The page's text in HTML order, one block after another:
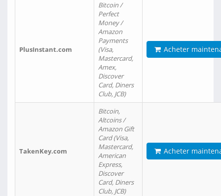
PlusInstant.com
Bitcoin /
Perfect
Money /
Amazon
Payments
(Visa,
Mastercard,
Amex,
Discover
Card, Diners
Club, JCB)
Acheter
TakenKey.com
Bitcoin,
Altcoins /
Amazon Gift
Card (Visa,
Mastercard,
American
Express,
Discover
Card, Diners
Club, JCB)
Acheter